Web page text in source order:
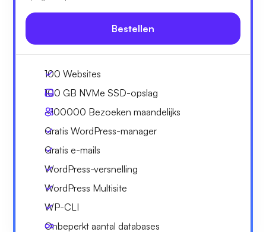
Bestellen
100 Websites
100 GB NVMe SSD-opslag
~100000 Bezoeken maandelijks
Gratis WordPress-manager
Gratis e-mails
WordPress-versnelling
WordPress Multisite
WP-CLI
Onbeperkt aantal databases